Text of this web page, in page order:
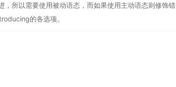
，所以需要使用被动语态，而如果使用主动语态则修饰错
的各选项。